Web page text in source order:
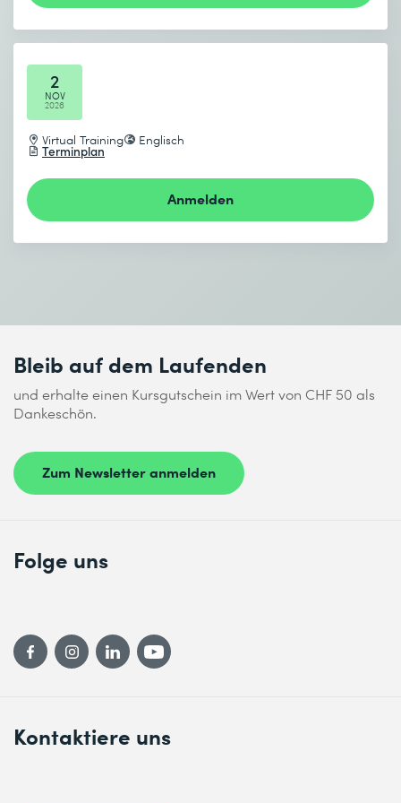
2
NOV
2026
Virtual Training Englisch
Terminplan
Anmelden
Bleib auf dem Laufenden
und erhalte einen Kursgutschein im Wert von CHF 50 als
Dankeschön.
Zum Newsletter anmelden
Kontaktiere uns
Folge uns